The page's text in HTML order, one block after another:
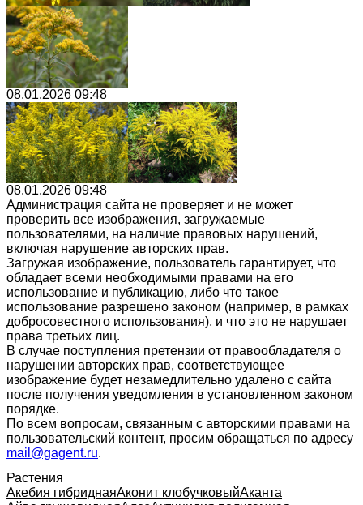
08.01.2026 09:48
08.01.2026 09:48
Администрация сайта не проверяет и не может
проверить все изображения, загружаемые
пользователями, на наличие правовых нарушений,
включая нарушение авторских прав.
Загружая изображение, пользователь гарантирует, что
обладает всеми необходимыми правами на его
использование и публикацию, либо что такое
использование разрешено законом (например, в рамках
добросовестного использования), и что это не нарушает
права третьих лиц.
В случае поступления претензии от правообладателя о
нарушении авторских прав, соответствующее
изображение будет незамедлительно удалено с сайта
после получения уведомления в установленном законом
порядке.
По всем вопросам, связанным с авторскими правами на
пользовательский контент, просим обращаться по адресу
mail@gagent.ru.
Растения
Акебия гибриднаяАконит клобучковыйАканта